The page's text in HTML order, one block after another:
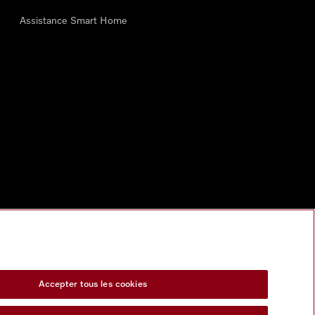
Assistance Smart Home
Accepter tous les cookies